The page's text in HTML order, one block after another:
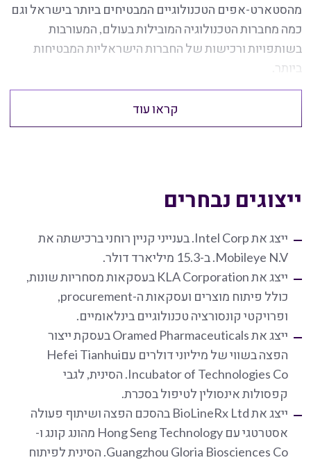
מהסטארט-אפים הטכנולוגיים המבטיחים ביותר בישראל וגם
כמה מחברות הטכנולוגיה המובילות בעולם, המעורבות
בשותפויות ורכישות של החברות הישראליות המבטיחות
ביותר.
קראו עוד
ייצוגים נבחרים
ייצג את Intel Corp. בענייני קניין רוחני ברכישתה את
Mobileye N.V. ב-15.3 מיליארד דולר.
ייצג את KLA Corporation בעסקאות מסחריות שונות,
כולל פיתוח מוצרים ועסקאות ה-procurement,
ופרויקטי קונסורציה טכנולוגיים בינלאומיים.
ייצג את Oramed Pharmaceuticals בעסקת ייצור
הפצה בשווי של מיליוני דולרים עםHefei Tianhui
Incubator of Technologies Co. הסינית, לגבי
קפסולות אינסולין לטיפול בסכרת.
ייצג את BioLineRx Ltd בהסכם הפצה ושיתוף פעולה
אסטרטגי עם Hong Seng Technology מהונג קונג ו-
Guangzhou Gloria Biosciences Co. הסינית לפיתוח